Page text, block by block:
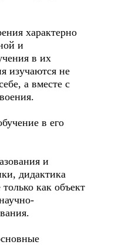
характерно
и
в их
изучаются не
а вместе с
в его
и
дидактика
как объект